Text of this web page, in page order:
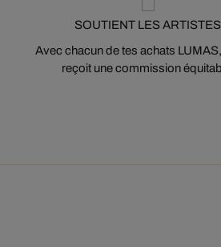
SOUTIENT LES ARTISTES
Avec chacun de tes achats
reçoit une commission